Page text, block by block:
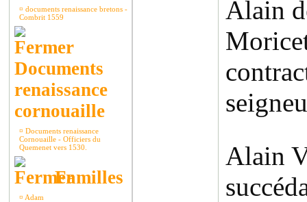
¤ documents renaissance bretons -
Combrit 1559
Documents
renaissance
cornouaille
¤ Documents renaissance
Cornouaille - Officiers du
Quemenet vers 1530.
Familles
¤ Adam
Alain
Alain